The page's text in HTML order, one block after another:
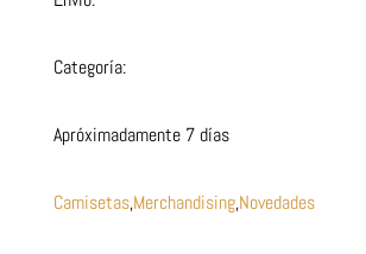
Categoría:
Apróximadamente 7 días
Camisetas,Merchandising,Novedades